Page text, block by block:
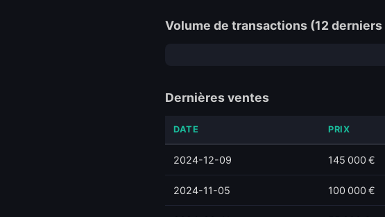
Volume de transactions (12 derniers
Dernières ventes
DATE PRIX
2024-12-09 145 000 €
2024-11-05 100 000 €